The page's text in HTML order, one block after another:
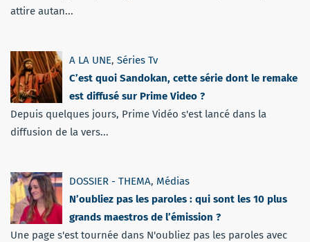
attire autan...
A LA UNE, Séries Tv
C’est quoi Sandokan, cette série dont le remake
est diffusé sur Prime Video ?
Depuis quelques jours, Prime Vidéo s'est lancé dans la
diffusion de la vers...
DOSSIER - THEMA, Médias
N’oubliez pas les paroles : qui sont les 10 plus
grands maestros de l’émission ?
Une page s'est tournée dans N'oubliez pas les paroles avec